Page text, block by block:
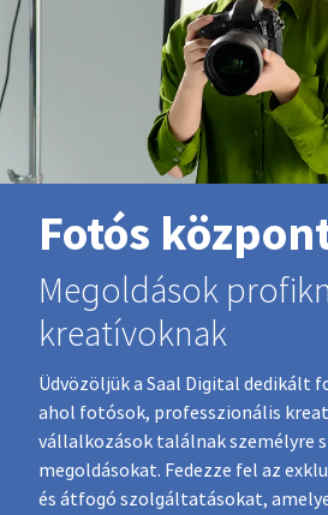
Fotós
Megoldások
kreatívoknak
Üdvözöljük a Saal Digital dedikált
ahol fotósok, professzionális
vállalkozások találnak személyre
megoldásokat. Fedezze fel az
és átfogó szolgáltatásokat,